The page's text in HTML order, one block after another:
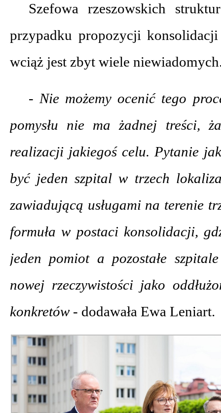
Szefowa rzeszowskich
przypadku propozycji
wciąż jest zbyt wiele
- Nie możemy ocenić tego
pomysłu nie ma żadnej treści,
realizacji jakiegoś celu. Pytanie
być jeden szpital w trzech
zawiadującą usługami na terenie
formuła w postaci konsolidacji,
jeden pomiot a pozostałe
nowej rzeczywistości jako
konkretów - dodawała Ewa Leniart.